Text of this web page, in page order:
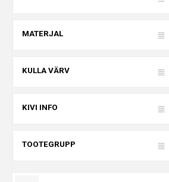
MATERJAL
KULLA VÄRV
KIVI INFO
TOOTEGRUPP